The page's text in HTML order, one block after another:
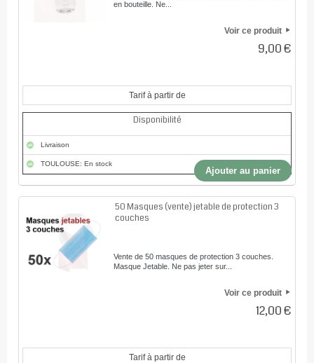
en bouteille. Ne...
Voir ce produit
9,00 €
Tarif à partir de
Disponibilité
Livraison
TOULOUSE: En stock
Ajouter au panier
50 Masques (vente) jetable de protection 3
couches
Vente de 50 masques de protection 3 couches.
Masque Jetable. Ne pas jeter sur...
Voir ce produit
12,00 €
Tarif à partir de